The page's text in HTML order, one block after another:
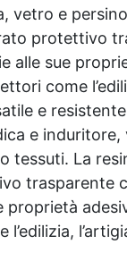
vetro e
protettivo
alle sue
come
e
e induritore,
tessuti. La
trasparente
proprietà
l’edilizia,